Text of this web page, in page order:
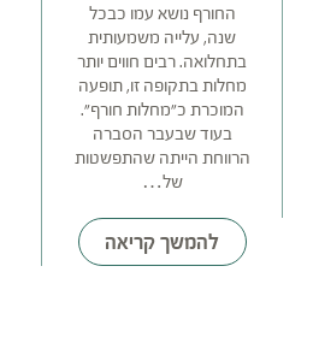
החורף נושא עמו כבכל
שנה, עלייה משמעותית
בתחלואה. רבים חווים יותר
מחלות בתקופה זו, תופעה
המוכרת כ"מחלות חורף".
בעוד שבעבר הסברה
הרווחת הייתה שהתפשטות
של…
להמשך קריאה